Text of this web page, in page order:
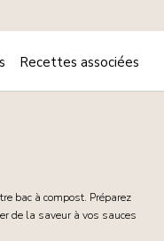
Print
bac à compost. Préparez
de la saveur à vos sauces
Recettes associées